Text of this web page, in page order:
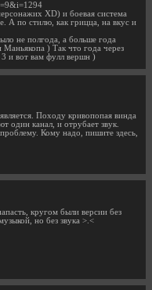
XD) и боевая система
А по стилю, как грицца, на вкус и
не полгода, а больше года
Маньякопа ) Так что года через
и вот вам фулл вершн )
Походу кривопопая винда
один канал, и отрубает звук.
Кому надо, пишите здесь,
кругом были версии без
но без звука >.<